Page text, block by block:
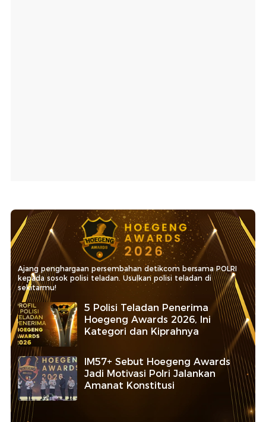
Ajang penghargaan persembahan detikcom bersama POLRI
kepada sosok polisi teladan. Usulkan polisi teladan di
sekitarmu!
5 Polisi Teladan Penerima
Hoegeng Awards 2026, Ini
Kategori dan Kiprahnya
IM57+ Sebut Hoegeng Awards
Jadi Motivasi Polri Jalankan
Amanat Konstitusi